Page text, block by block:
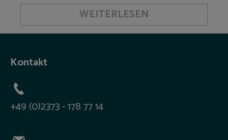
WEITERLESEN
Kontakt
+49 (0)2373 - 178 77 14